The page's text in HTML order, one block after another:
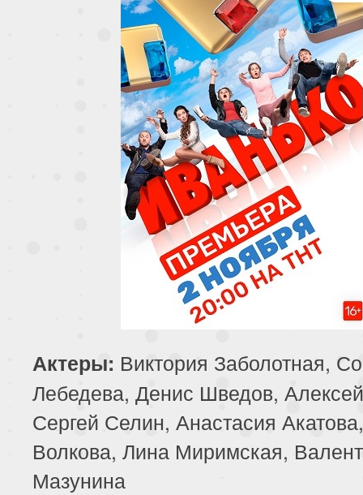
Актеры: Виктория Заболотная,
Лебедева, Денис Шведов,
Сергей Селин, Анастасия
Волкова, Лина Миримская,
Мазунина